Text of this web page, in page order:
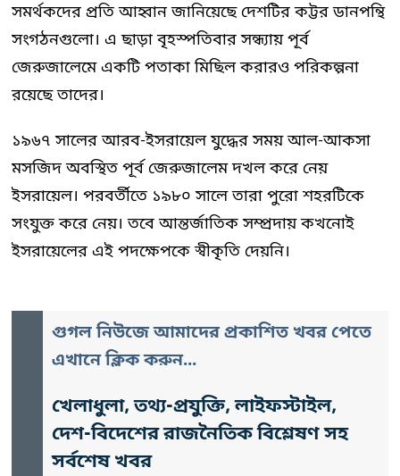
সমর্থকদের প্রতি আহ্বান জানিয়েছে দেশটির কট্টর ডানপন্থি
সংগঠনগুলো। এ ছাড়া বৃহস্পতিবার সন্ধ্যায় পূর্ব
জেরুজালেমে একটি পতাকা মিছিল করারও পরিকল্পনা
রয়েছে তাদের।
১৯৬৭ সালের আরব-ইসরায়েল যুদ্ধের সময় আল-আকসা
মসজিদ অবস্থিত পূর্ব জেরুজালেম দখল করে নেয়
ইসরায়েল। পরবর্তীতে ১৯৮০ সালে তারা পুরো শহরটিকে
সংযুক্ত করে নেয়। তবে আন্তর্জাতিক সম্প্রদায় কখনোই
ইসরায়েলের এই পদক্ষেপকে স্বীকৃতি দেয়নি।
গুগল নিউজে আমাদের প্রকাশিত খবর পেতে
এখানে ক্লিক করুন...
খেলাধুলা, তথ্য-প্রযুক্তি, লাইফস্টাইল,
দেশ-বিদেশের রাজনৈতিক বিশ্লেষণ সহ
সর্বশেষ খবর